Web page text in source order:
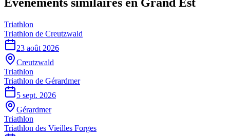
Triathlon
Triathlon de Creutzwald
23 août 2026
Creutzwald
Triathlon
Triathlon de Gérardmer
5 sept. 2026
Gérardmer
Triathlon
Triathlon des Vieilles Forges